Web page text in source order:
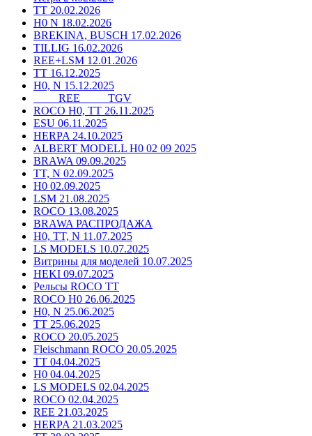
TT 20.02.2026
H0 N 18.02.2026
BREKINA, BUSCH 17.02.2026
TILLIG 16.02.2026
REE+LSM 12.01.2026
TT 16.12.2025
H0, N 15.12.2025
____ REE ____ TGV
ROCO H0, TT 26.11.2025
ESU 06.11.2025
HERPA 24.10.2025
ALBERT MODELL H0 02 09 2025
BRAWA 09.09.2025
TT, N 02.09.2025
H0 02.09.2025
LSM 21.08.2025
ROCO 13.08.2025
BRAWA РАСПРОДАЖА
H0, TT, N 11.07.2025
LS MODELS 10.07.2025
Витрины для моделей 10.07.2025
HEKI 09.07.2025
Рельсы ROCO TT
ROCO H0 26.06.2025
H0, N 25.06.2025
TT 25.06.2025
ROCO 20.05.2025
Fleischmann ROCO 20.05.2025
TT 04.04.2025
H0 04.04.2025
LS MODELS 02.04.2025
ROCO 02.04.2025
REE 21.03.2025
HERPA 21.03.2025